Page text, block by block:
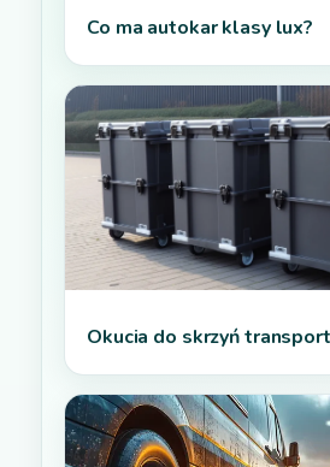
Co ma autokar klasy lux?
Okucia do skrzyń